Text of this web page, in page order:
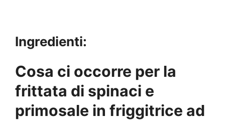
Ingredienti:
Cosa ci occorre per la
frittata di spinaci e
primosale in friggitrice ad